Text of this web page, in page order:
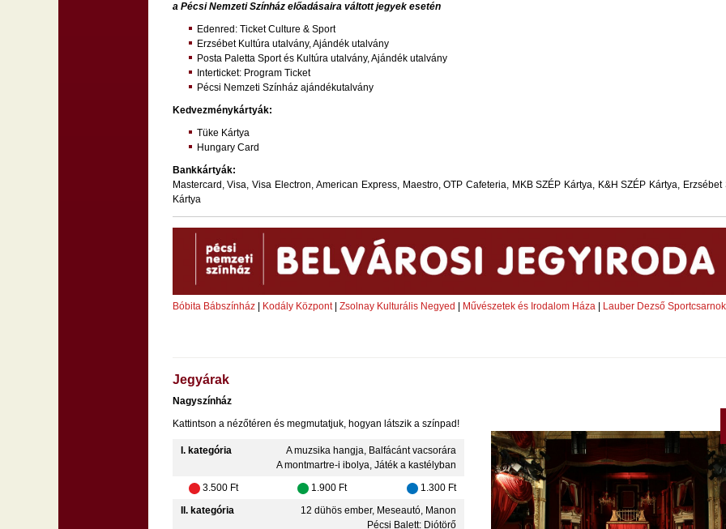
a Pécsi Nemzeti Színház előadásaira váltott jegyek esetén
Edenred: Ticket Culture & Sport
Erzsébet Kultúra utalvány, Ajándék utalvány
Posta Paletta Sport és Kultúra utalvány, Ajándék utalvány
Interticket: Program Ticket
Pécsi Nemzeti Színház ajándékutalvány
​Kedvezménykártyák:
Tüke Kártya
Hungary Card
Bankkártyák:
Mastercard,Visa, Visa Electron,American Express, Maestro,OTP Cafeteria, MKB SZÉP Kártya, K&H SZÉP Kártya, Erzsébet
Kártya
Bóbita Bábszínház| Kodály Központ| Zsolnay Kulturális Negyed Művészetek és Irodalom Háza| Lauber Dezső Sportcsarnok
Jegyárak
Nagyszínház
Kattintson a nézőtéren és megmutatjuk, hogyan látszik a színpad!
I. kategória
A muzsika hangja, Balfácánt vacsorára
A montmartre-i ibolya, Játék a kastélyban
3.500 Ft
1.900 Ft
1.300 Ft
II. kategória
12 dühös ember, Meseautó, Manon
Pécsi Balett: Diótörő